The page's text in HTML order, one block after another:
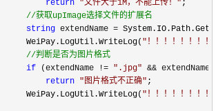
return "文件大于1M，不能上传！ " ;
//获取upImage选择文件的扩展名
string extendName =
WeiPay.LogUtil.WriteLog(
" ！！！！！！！
//判断是否为图片格式
if (extendName != " .jpg" &&
return "图片格式不正确" ;
WeiPay.LogUtil.WriteLog(
" ！！！！！！！